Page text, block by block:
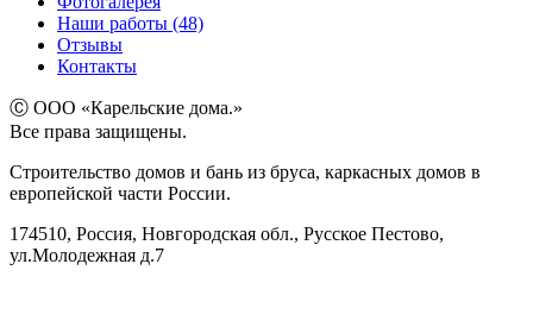
Наши работы (48)
Отзывы
Контакты
Ⓒ ООО «Карельские дома.»
Все права защищены.
Строительство домов и бань из бруса, каркасных домов в
европейской части России.
174510, Россия, Новгородская обл., Русское Пестово,
ул.Молодежная д.7